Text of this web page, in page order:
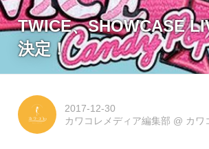
TWICE、SHOWCASE
決定！
2017-12-30
カワコレメディア編集部 @ カワ